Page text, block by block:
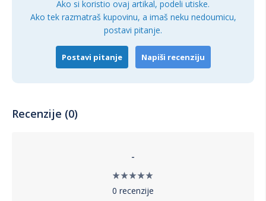
dodatkom za svaki dom ili kancelariju. Ovaj tabure će
sigurno postati omiljeni deo vašeg enterijera.
Ako si koristio ovaj artikal, podeli utiske.
Ako tek razmatraš kupovinu, a imaš neku nedoumicu,
postavi pitanje.
Postavi pitanje Napiši recenziju
Recenzije (0)
-
0 recenzije